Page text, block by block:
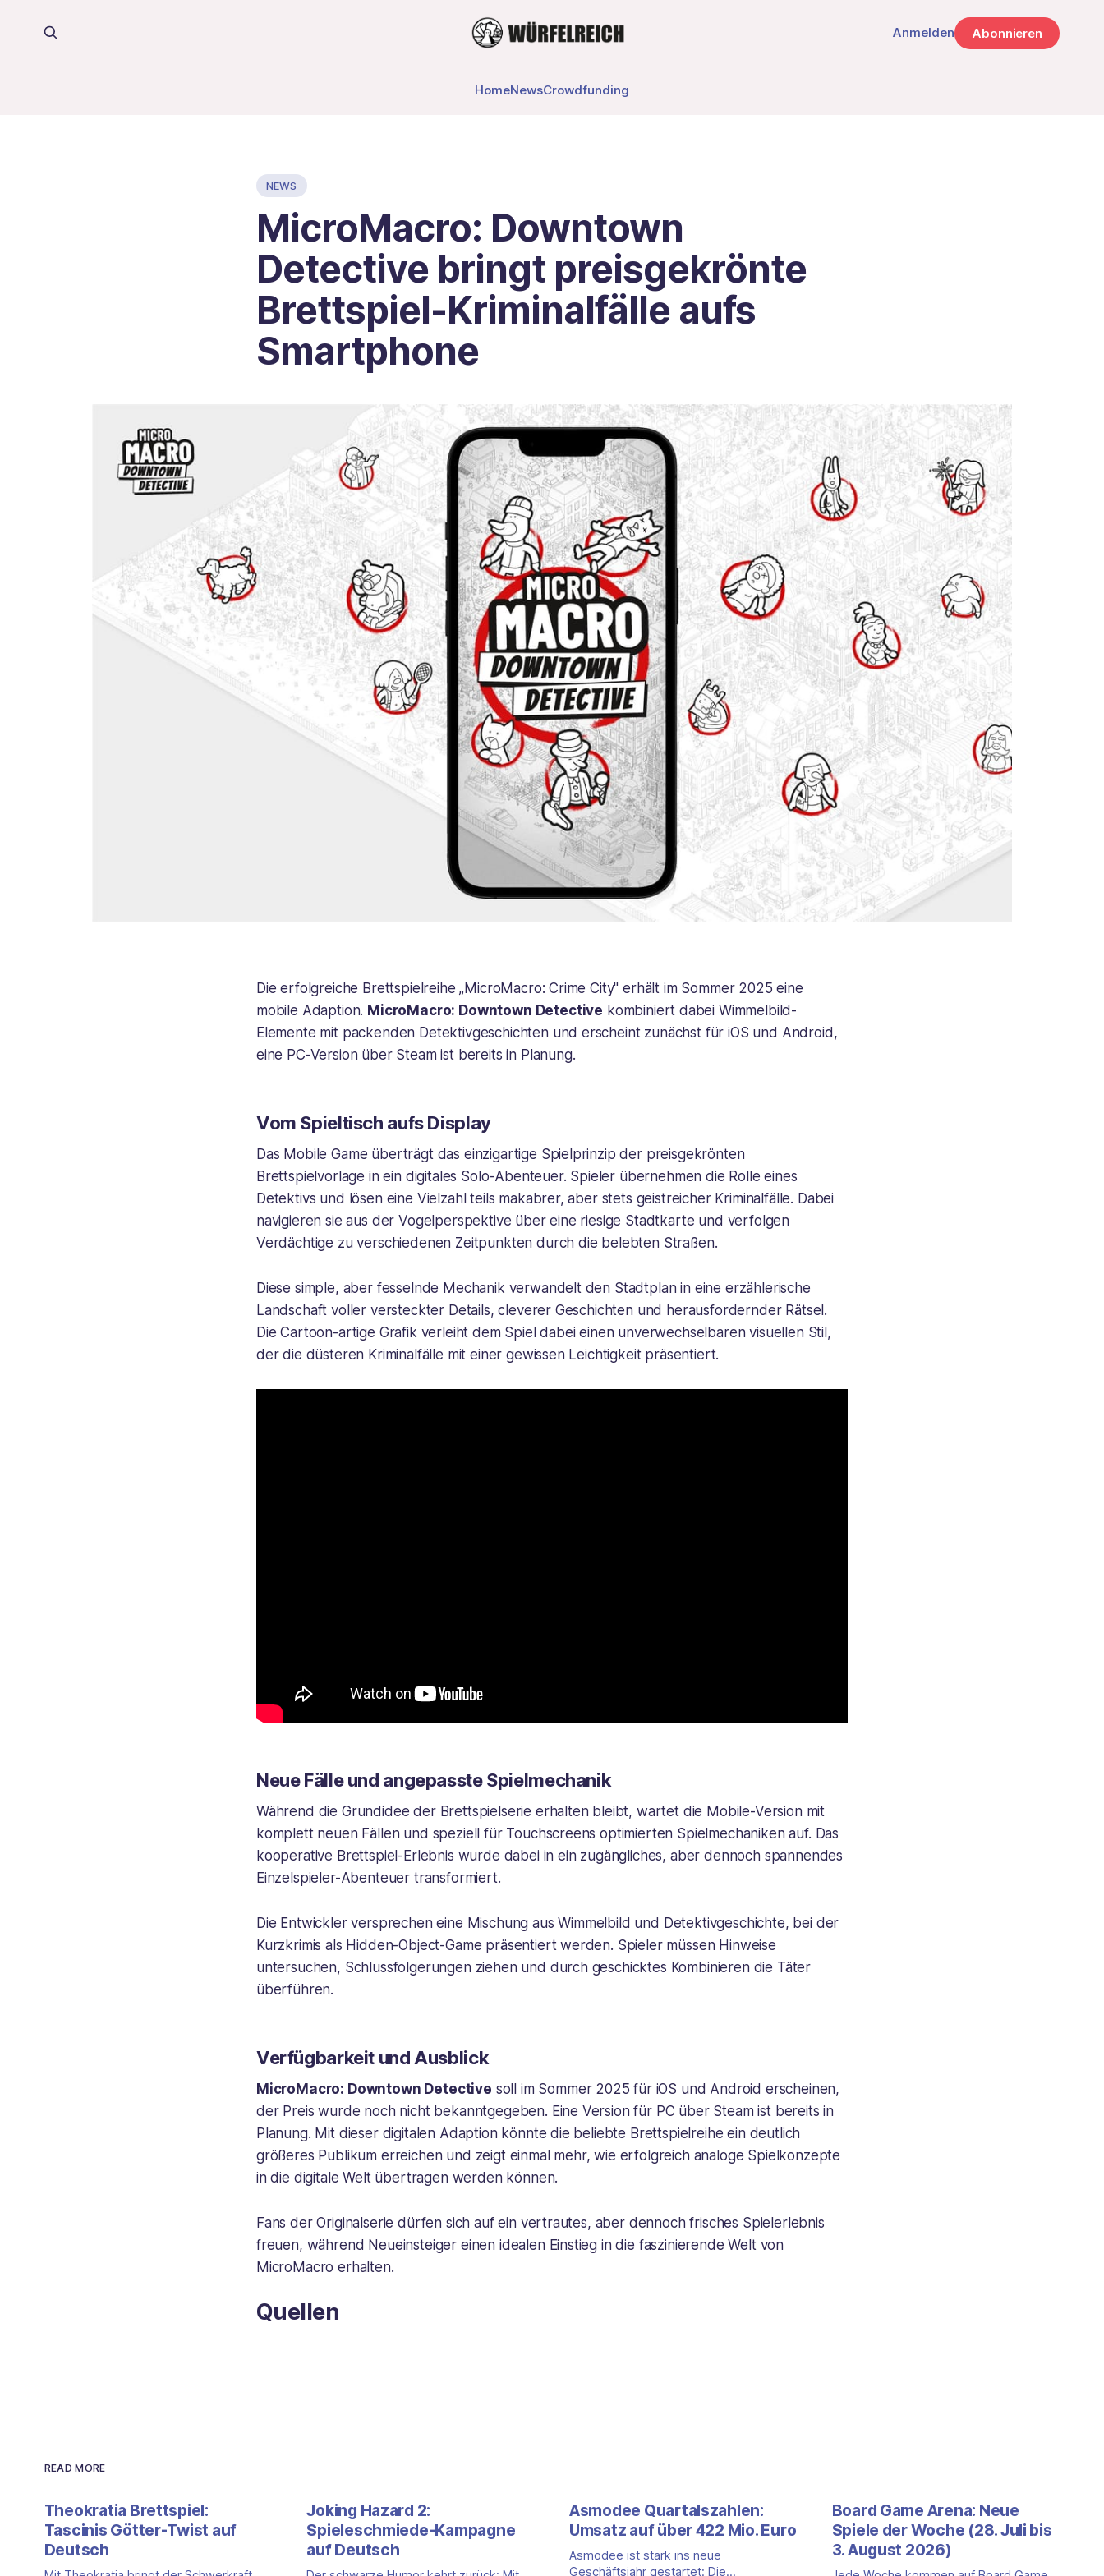
HomeNewsCrowdfunding
Anmelden Abonnieren
NEWS
MicroMacro: Downtown
Detective bringt preisgekrönte
Brettspiel-Kriminalfälle aufs
Smartphone
Die erfolgreiche Brettspielreihe „MicroMacro: Crime City" erhält im Sommer 2025 eine
mobile Adaption. MicroMacro: Downtown Detective kombiniert dabei Wimmelbild-
Elemente mit packenden Detektivgeschichten und erscheint zunächst für iOS und Android,
eine PC-Version über Steam ist bereits in Planung.
Vom Spieltisch aufs Display
Das Mobile Game überträgt das einzigartige Spielprinzip der preisgekrönten
Brettspielvorlage in ein digitales Solo-Abenteuer. Spieler übernehmen die Rolle eines
Detektivs und lösen eine Vielzahl teils makabrer, aber stets geistreicher Kriminalfälle. Dabei
navigieren sie aus der Vogelperspektive über eine riesige Stadtkarte und verfolgen
Verdächtige zu verschiedenen Zeitpunkten durch die belebten Straßen.
Diese simple, aber fesselnde Mechanik verwandelt den Stadtplan in eine erzählerische
Landschaft voller versteckter Details, cleverer Geschichten und herausfordernder Rätsel.
Die Cartoon-artige Grafik verleiht dem Spiel dabei einen unverwechselbaren visuellen Stil,
der die düsteren Kriminalfälle mit einer gewissen Leichtigkeit präsentiert.
Neue Fälle und angepasste Spielmechanik
Während die Grundidee der Brettspielserie erhalten bleibt, wartet die Mobile-Version mit
komplett neuen Fällen und speziell für Touchscreens optimierten Spielmechaniken auf. Das
kooperative Brettspiel-Erlebnis wurde dabei in ein zugängliches, aber dennoch spannendes
Einzelspieler-Abenteuer transformiert.
Die Entwickler versprechen eine Mischung aus Wimmelbild und Detektivgeschichte, bei der
Kurzkrimis als Hidden-Object-Game präsentiert werden. Spieler müssen Hinweise
untersuchen, Schlussfolgerungen ziehen und durch geschicktes Kombinieren die Täter
überführen.
Verfügbarkeit und Ausblick
MicroMacro: Downtown Detective soll im Sommer 2025 für iOS und Android erscheinen,
der Preis wurde noch nicht bekanntgegeben. Eine Version für PC über Steam ist bereits in
Planung. Mit dieser digitalen Adaption könnte die beliebte Brettspielreihe ein deutlich
größeres Publikum erreichen und zeigt einmal mehr, wie erfolgreich analoge Spielkonzepte
in die digitale Welt übertragen werden können.
Fans der Originalserie dürfen sich auf ein vertrautes, aber dennoch frisches Spielerlebnis
freuen, während Neueinsteiger einen idealen Einstieg in die faszinierende Welt von
MicroMacro erhalten.
Quellen
READ MORE
Theokratia Brettspiel:
Tascinis Götter-Twist auf
Deutsch
Joking Hazard 2:
Spieleschmiede-Kampagne
auf Deutsch
Asmodee Quartalszahlen:
Umsatz auf über 422 Mio. Euro
Asmodee ist stark ins neue
Geschäftsjahr gestartet: Die
Board Game Arena: Neue
Spiele der Woche (28. Juli bis
3. August 2026)